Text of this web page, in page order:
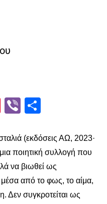
Pinterest
Viber
(εκδόσεις ΑΩ, 2023·
ποιητική συλλογή που
να βιωθεί ως
μέσα από το φως, το αίμα,
Δεν συγκροτείται ως